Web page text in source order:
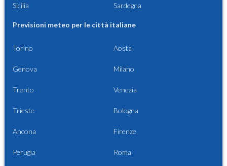
Sicilia Sardegna
Previsioni meteo per le città italiane
Torino Aosta
Genova Milano
Trento Venezia
Trieste Bologna
Ancona Firenze
Perugia Roma